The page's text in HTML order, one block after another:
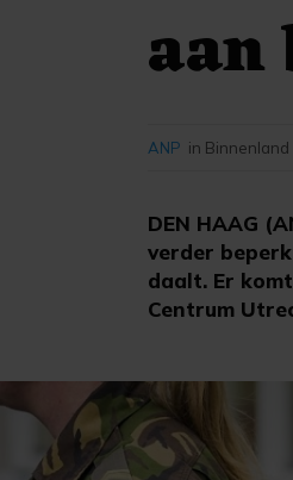
DEN HAAG
verder
daalt. Er
Centrum
ANP in Binnenland